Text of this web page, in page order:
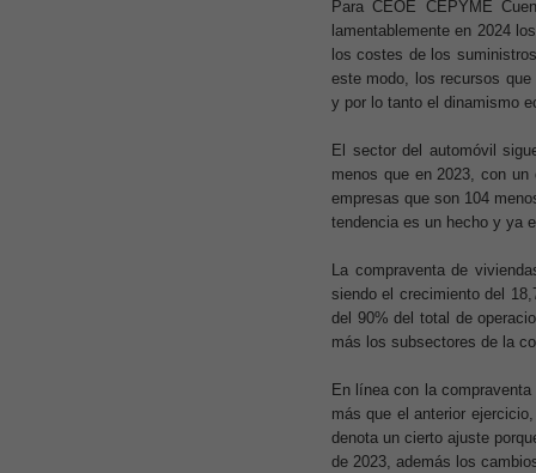
Para CEOE CEPYME
lamentablemente en 2024
los costes de los
este modo, los recursos
y por lo tanto el dinamismo
El sector del automóvil
menos que en 2023, con
empresas que son 104
tendencia es un hecho y ya
La compraventa de
siendo el crecimiento del
del 90% del total de
más los subsectores de la
En línea con la
más que el anterior
denota un cierto ajuste
de 2023, además los